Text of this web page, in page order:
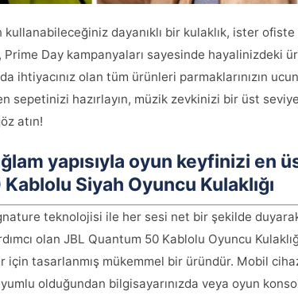
dayanıklı bir kulaklık, ister
Prime Day kampanyaları sayesinde hayalinizdeki
ihtiyacınız olan tüm ürünleri parmaklarınızın
sepetinizi hazırlayın, müzik zevkinizi bir üst
atın!
yapısıyla oyun keyfinizi en
Siyah Oyuncu Kulaklığı
teknolojisi ile her sesi net bir şekilde
olan JBL Quantum 50 Kablolu Oyuncu
için tasarlanmış mükemmel bir üründür. Mobil
olduğundan bilgisayarınızda veya oyun